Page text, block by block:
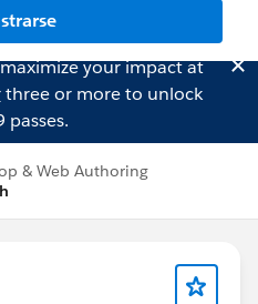
your impact at
three or more to unlock
passes.
& Web Authoring